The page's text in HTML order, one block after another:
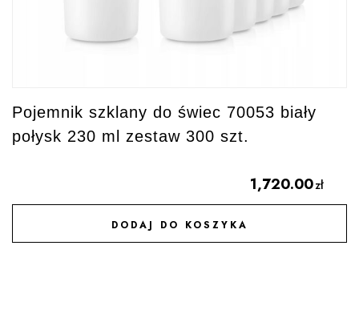
Pojemnik szklany do świec 70053 biały
połysk 230 ml zestaw 300 szt.
1,720.00zł
DODAJ DO KOSZYKA
DODAJ DO ULUBIONYCH